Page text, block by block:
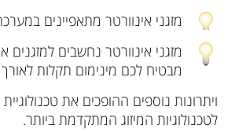
מזגני אינוורטר מתאפיינים
מזגני אינוורטר נחשבים למזגנים
מבטיח לכם מינימום תקלות לאורך
ויתרונות נוספים ההופכים את
לטכנולוגיות המיזוג המתקדמת ביותר.